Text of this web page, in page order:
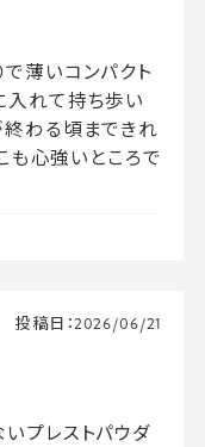
薄いコンパクト
入れて持ち歩い
終わる頃まできれ
も心強いところで
投稿日：2026/06/21
プレストパウダ